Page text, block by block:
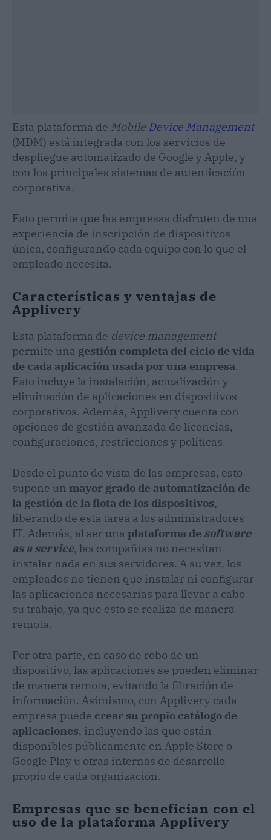
Esta plataforma de Mobile Device Management
(MDM) está integrada con los servicios de
despliegue automatizado de Google y Apple, y
con los principales sistemas de autenticación
corporativa.
Esto permite que las empresas disfruten de una
experiencia de inscripción de dispositivos
única, configurando cada equipo con lo que el
empleado necesita.
Características y ventajas de
Applivery
Esta plataforma de device management
permite una gestión completa del ciclo de vida
de cada aplicación usada por una empresa.
Esto incluye la instalación, actualización y
eliminación de aplicaciones en dispositivos
corporativos. Además, Applivery cuenta con
opciones de gestión avanzada de licencias,
configuraciones, restricciones y políticas.
Desde el punto de vista de las empresas, esto
supone un mayor grado de automatización de
la gestión de la flota de los dispositivos,
liberando de esta tarea a los administradores
IT. Además, al ser una plataforma de software
as a service, las compañías no necesitan
instalar nada en sus servidores. A su vez, los
empleados no tienen que instalar ni configurar
las aplicaciones necesarias para llevar a cabo
su trabajo, ya que esto se realiza de manera
remota.
Por otra parte, en caso de robo de un
dispositivo, las aplicaciones se pueden eliminar
de manera remota, evitando la filtración de
información. Asimismo, con Applivery cada
empresa puede crear su propio catálogo de
aplicaciones, incluyendo las que están
disponibles públicamente en Apple Store o
Google Play u otras internas de desarrollo
propio de cada organización.
Empresas que se benefician con el
uso de la plataforma Applivery